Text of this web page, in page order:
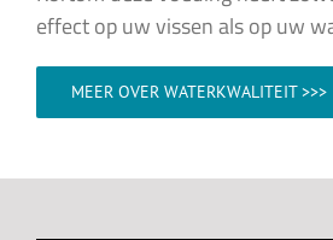
effect op uw vissen als op uw
MEER OVER WATERKWALITEIT >>>